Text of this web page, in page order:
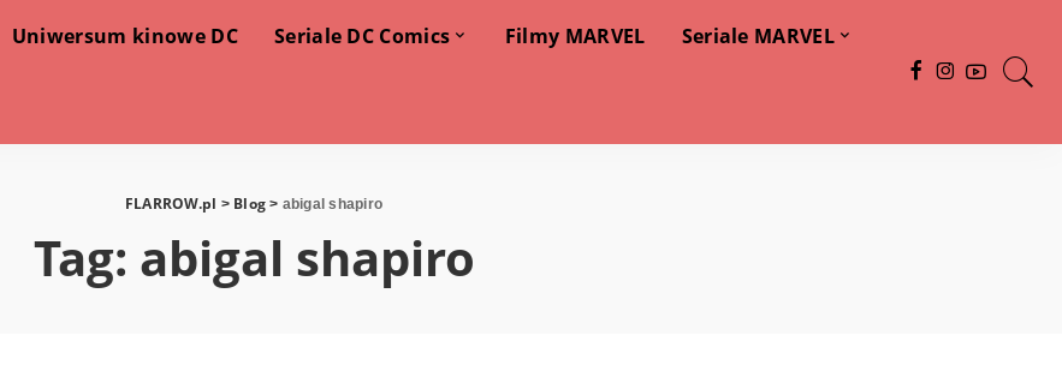
Uniwersum kinowe DC Seriale DC Comics Filmy MARVEL Seriale MARVEL
FLARROW.pl > Blog > abigal shapiro
Tag: abigal shapiro